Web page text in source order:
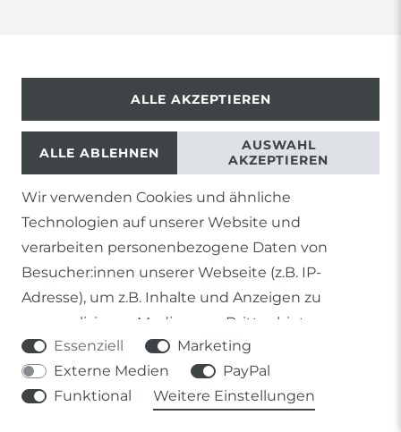
© Copyright 2026 | Alle Rechte vorbehalten.
1) Gilt nicht für Sendungen mit Futterinsekten,
Lebendpflanzen, Frostfutter oder lebende Tiere, sowie
Lieferungen per Spedition
2) gilt für sofort lieferbare Artikel und Produkte die keine
gesonderte Versandregelung besitzen.
Wir verwenden Cookies und ähnliche
Technologien auf unserer Website und
verarbeiten personenbezogene Daten von
Besucher:innen unserer Webseite (z.B. IP-
Adresse), um z.B. Inhalte und Anzeigen zu
personalisieren, Medien von Drittanbietern
einzubinden oder Zugriffe auf unsere Website zu
analysieren. Die Datenverarbeitung erfolgt erst
durch gesetzte Cookies. Wir teilen diese Daten
Essenziell
Marketing
Externe Medien
PayPal
Funktional
Weitere Einstellungen
ALLE AKZEPTIEREN
ALLE ABLEHNEN
AUSWAHL
AKZEPTIEREN